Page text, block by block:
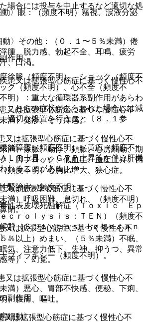
〉眼：（頻度不明）霧視、涙液分泌
〉その他：（０．１〜５％未満）倦
腫、脱力感、勃起不全、耳鳴、疲労
、口渇。
患又は拡張型心筋症に基づく慢性心不
又は拡張型心筋症に基づく慢性心不
満）発疹、そう痒感。
は拡張型心筋症に基づく慢性心不
満）徐脈、動悸、頻脈、心房細動、期
、脚ブロック、低血圧、血圧上昇、四
頻度不明）心胸比増大、狭心症。
は拡張型心筋症に基づく慢性心不
満）呼吸困難、息切れ、（頻度不明）
閉。
は拡張型心筋症に基づく慢性心不
％以上）めまい、（５％未満）不眠、
気、注意力低下、失神、抑うつ、異常
等）、幻覚。
は拡張型心筋症に基づく慢性心不
満）悪心、胃部不快感、便秘、下痢、
）腹痛、嘔吐。
は拡張型心筋症に基づく慢性心不
場合には投与を中止するなど適切な処
作用
徐脈（頻度不明）、ショック（頻度不
ク（頻度不明）、心不全（頻度不
明）：重大な循環器系副作用があらわ
これらの症状があらわれた場合には減
適切な処置を行うこと〔８．１参
能障害（頻度不明）、黄疸（頻度不
ＬＴ上昇、γ−ＧＴＰ上昇等を伴う肝機
れることがある。
腎障害（頻度不明）。
性表皮壊死融解症（Ｔｏｘｉｃ Ｅｐ
ｃｒｏｌｙｓｉｓ：ＴＥＮ）（頻度不
群（Ｓｔｅｖｅｎｓ−Ｊｏｈｎｓｏｎ
。
フィラキシー（頻度不明）。
副作用
細動〉